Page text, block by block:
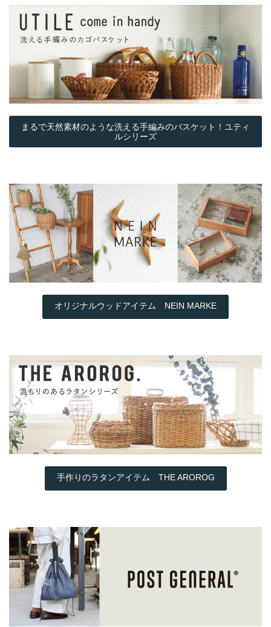
まるで天然素材のような洗える手編みのバスケット！ユティ
ルシリーズ
オリジナルウッドアイテム NEIN MARKE
手作りのラタンアイテム THE AROROG